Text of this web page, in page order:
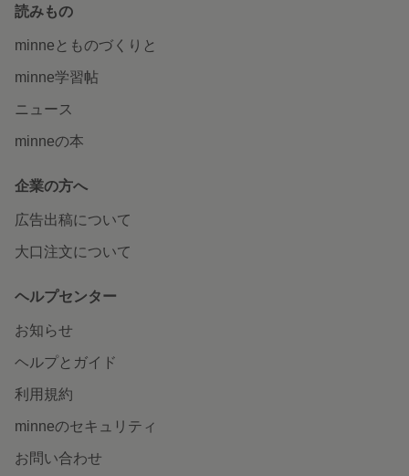
読みもの
minneとものづくりと
minne学習帖
ニュース
minneの本
企業の方へ
広告出稿について
大口注文について
ヘルプセンター
お知らせ
ヘルプとガイド
利用規約
minneのセキュリティ
お問い合わせ